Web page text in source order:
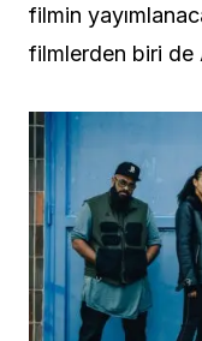
filmin
filmlerden biri de